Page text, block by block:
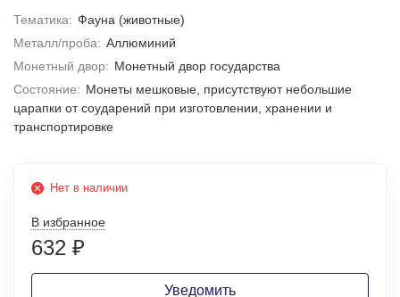
Тематика: Фауна (животные)
Металл/проба: Аллюминий
Монетный двор: Монетный двор государства
Состояние: Монеты мешковые, присутствуют небольшие
царапки от соударений при изготовлении, хранении и
транспортировке
Нет в наличии
В избранное
632 ₽
Уведомить